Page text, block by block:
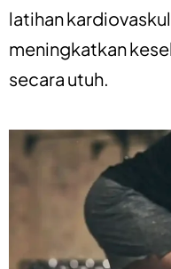
latihan
meningkatkan
secara utuh.